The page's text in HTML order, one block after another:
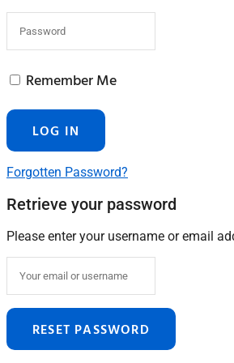
Remember Me
Forgotten Password?
Retrieve your password
Please enter your username or email